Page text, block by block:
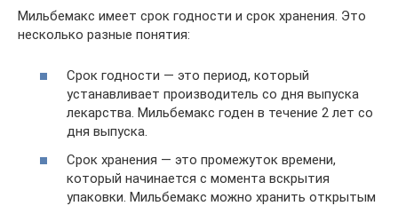
Мильбемакс имеет срок годности и срок хранения. Это
несколько разные понятия:
Срок годности — это период, который
устанавливает производитель со дня выпуска
лекарства. Мильбемакс годен в течение 2 лет со
дня выпуска.
Срок хранения — это промежуток времени,
который начинается с момента вскрытия
упаковки. Мильбемакс можно хранить открытым